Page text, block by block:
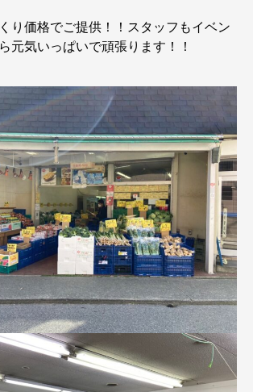
り価格でご提供！！スタッフもイベン
元気いっぱいで頑張ります！！